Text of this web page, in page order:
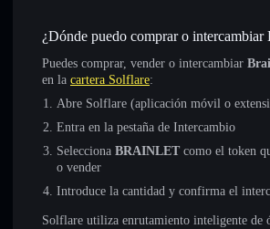
¿Dónde puedo comprar o intercambiar
Puedes comprar, vender o intercambiar
en la cartera Solflare:
Abre Solflare (aplicación móvil o
Entra en la pestaña de Intercambio
Selecciona BRAINLET como el token
o vender
Introduce la cantidad y confirma el
Solflare utiliza enrutamiento inteligente de